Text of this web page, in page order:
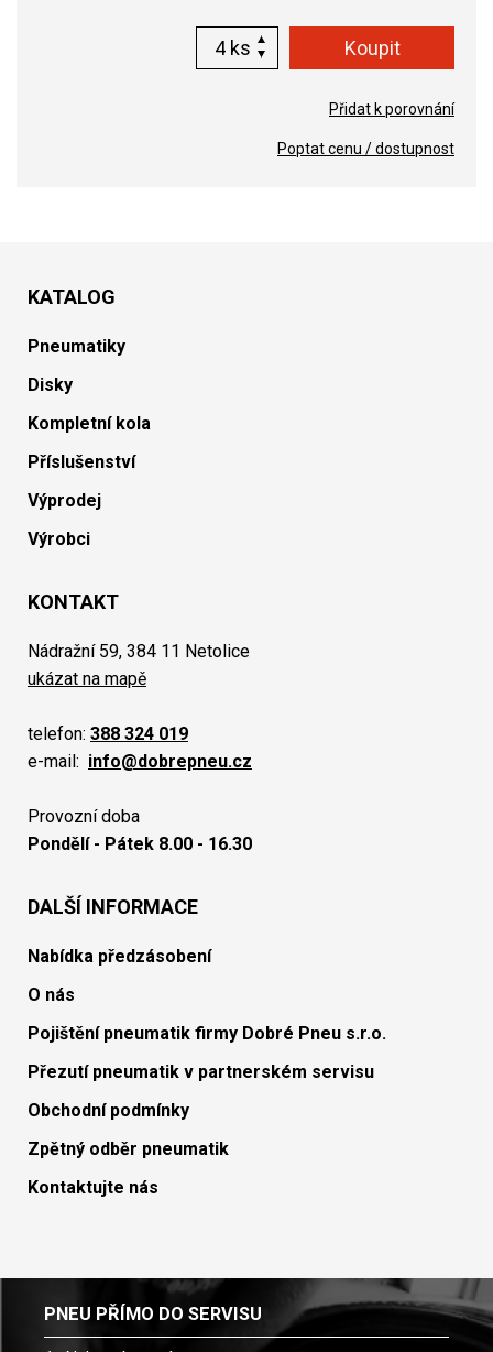
ks
Přidat k porovnání
Poptat cenu / dostupnost
KATALOG
Pneumatiky
Disky
Kompletní kola
Příslušenství
Výprodej
Výrobci
KONTAKT
Nádražní 59, 384 11 Netolice
ukázat na mapě
telefon: 388 324 019
e-mail: info@dobrepneu.cz
Provozní doba
Pondělí - Pátek 8.00 - 16.30
DALŠÍ INFORMACE
Nabídka předzásobení
O nás
Pojištění pneumatik firmy Dobré Pneu s.r.o.
Přezutí pneumatik v partnerském servisu
Obchodní podmínky
Zpětný odběr pneumatik
Kontaktujte nás
PNEU PŘÍMO DO SERVISU